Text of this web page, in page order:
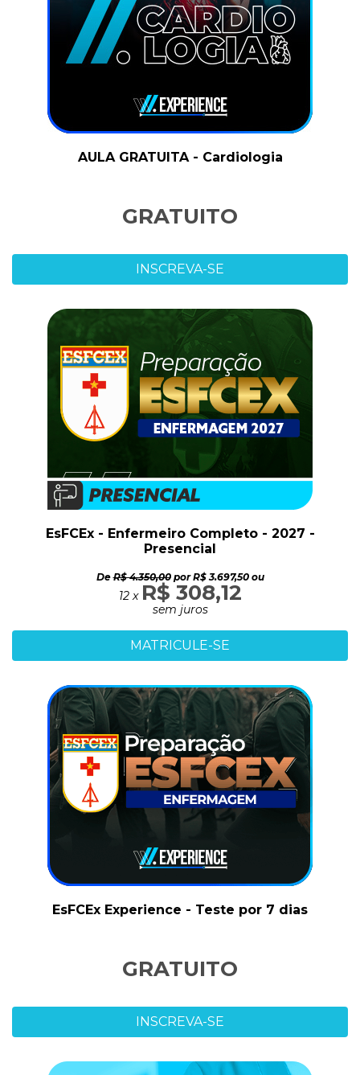
AULA GRATUITA - Cardiologia
GRATUITO
INSCREVA-SE
EsFCEx - Enfermeiro Completo - 2027 -
Presencial
DeR$ 4.350,00por R$ 3.697,50 ou
12 x R$ 308,12
sem juros
MATRICULE-SE
EsFCEx Experience - Teste por 7 dias
GRATUITO
INSCREVA-SE